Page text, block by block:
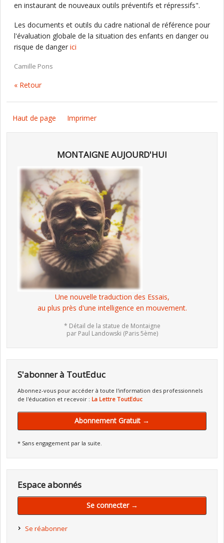
en instaurant de nouveaux outils préventifs et répressifs".
Les documents et outils du cadre national de référence pour
l'évaluation globale de la situation des enfants en danger ou
risque de danger ici
Camille Pons
« Retour
Haut de page Imprimer
MONTAIGNE AUJOURD'HUI
Une nouvelle traduction des Essais,
au plus près d'une intelligence en mouvement.
* Détail de la statue de Montaigne
par Paul Landowski (Paris 5ème)
S'abonner à ToutEduc
Abonnez-vous pour accéder à toute l'information des professionnels
de l'éducation et recevoir : La Lettre ToutEduc
Abonnement Gratuit →
* Sans engagement par la suite.
Espace abonnés
Se connecter →
Se réabonner